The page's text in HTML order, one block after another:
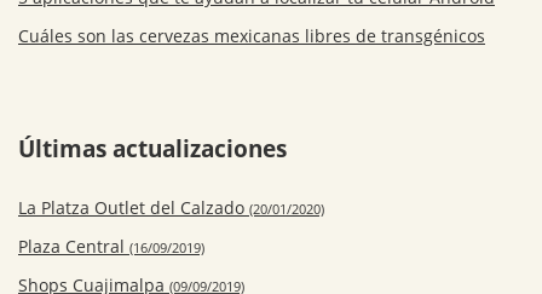
Cuáles son las cervezas mexicanas libres de transgénicos
Últimas actualizaciones
La Platza Outlet del Calzado (20/01/2020)
Plaza Central (16/09/2019)
Shops Cuajimalpa (09/09/2019)